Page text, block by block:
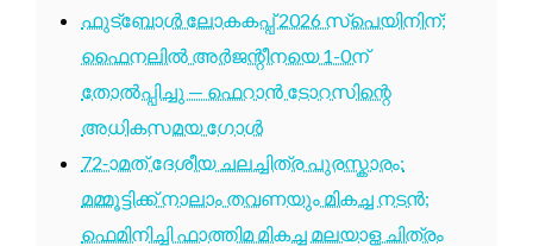
ഫുട്ബോൾ ലോകകപ്പ് 2026 സ്പെയിനിന്;
ഫൈനലിൽ അർജന്റീനയെ 1-0ന്
തോൽപ്പിച്ചു — ഫെറാൻ ടോറസിന്റെ
അധികസമയ ഗോൾ
72-ാമത് ദേശീയ ചലച്ചിത്ര പുരസ്കാരം:
മമ്മൂട്ടിക്ക് നാലാം തവണയും മികച്ച നടൻ;
ഫെമിനിച്ചി ഫാത്തിമ മികച്ച മലയാള ചിത്രം